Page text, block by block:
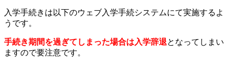
入学手続きは以下のウェブ入学手続システムにて実施するよ
うです。
手続き期間を過ぎてしまった場合は入学辞退となってしまい
ますので要注意です。